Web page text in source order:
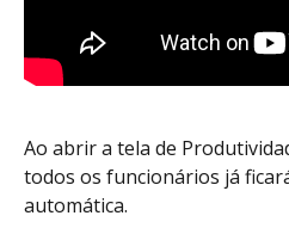
Ao abrir a tela de
todos os funcionários já
automática.